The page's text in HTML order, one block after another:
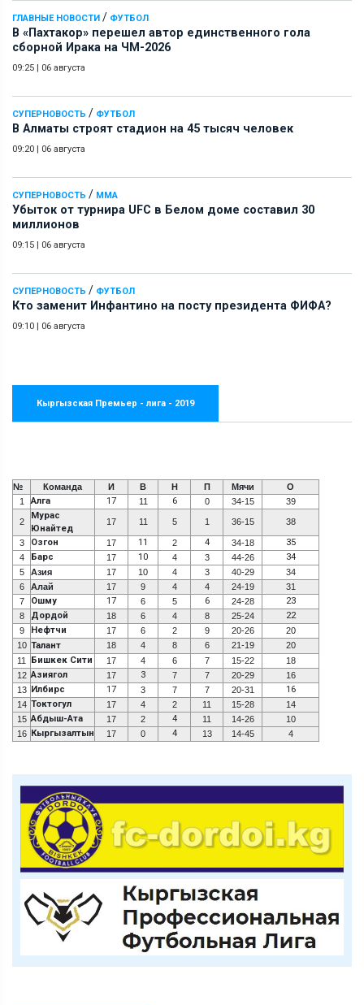
ГЛАВНЫЕ НОВОСТИ / ФУТБОЛ
В «Пахтакор» перешел автор единственного гола
сборной Ирака на ЧМ-2026
09:25 | 06 августа
СУПЕРНОВОСТЬ / ФУТБОЛ
В Алматы строят стадион на 45 тысяч человек
09:20 | 06 августа
СУПЕРНОВОСТЬ / ММА
Убыток от турнира UFC в Белом доме составил 30
миллионов
09:15 | 06 августа
СУПЕРНОВОСТЬ / ФУТБОЛ
Кто заменит Инфантино на посту президента ФИФА?
09:10 | 06 августа
Кыргызская Премьер - лига - 2019
№ Команда И В Н П Мячи
О
1
Алга 17 11 6 0 34-15 39
2
Мурас
Юнайтед
17 11 5 1 36-15 38
3 Озгон 17 11 2 4 34-18 35
4 Барс 17 10 4 3 44-26 34
5 Азия 17 10 4 3 40-29
34
6
Алай 17 9 4 4 24-19
31
7
Ошму 17 6 5 6 24-28 23
8 Дордой 18 6 4 8 25-24 22
9 Нефтчи 17 6 2 9 20-26
20
10 Талант 18 4 8 6 21-19
20
11
Бишкек Сити 17 4 6 7 15-22
18
12 Азиягол 17 3 7 7 20-29
16
13 Илбирс 17 3 7 7 20-31 16
14 Токтогул 17 4 2 11 15-28
14
15 Абдыш-Ата 17 2 4 11 14-26
10
16 Кыргызалтын 17 0 4 13 14-45 4